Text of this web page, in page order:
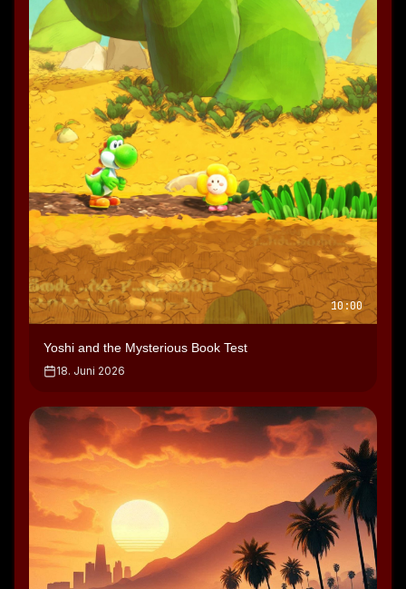
Strom erzeugt.
Speaker 0: Das ist halt auch der Start.
Speaker 0: so fangen wir halt an aber es ist natürlich nicht
so toll.
Speaker 0: also wollen wir auf ja erneuerbare
Energienung steigen und uns so unser Haushalt sehr
effizient schönmachen.
Speaker 1: okay
Speaker 0: Es ist simpel und einfach.
Speaker 0: Und ich find's halt total schade irgendwie, es
hat keine Story, nichts, kein Content.
Speaker 0: Wenn du mit diesen Inseln durch bist dann
Speaker 0: Das was noch interessant ist, du schaltest
ersten Insel hast du schon einen Hund?
Speaker 0: Mit dem Hund kannst du aber nicht viel
anfangen weil du erst ein bisschen später dann halt so
Hühnerstall freischaltest.
Speaker 0: Dann halt auch noch Futterstationen für die
Hühler Du schaltest auch noch drohnenfrei, die dann
sogar für dich zu den Inseln fliegen.
Speaker 0: Weil ich hatte mittendrin mein Ablauf.
10:00
Yoshi and the Mysterious Book Test
18. Juni 2026